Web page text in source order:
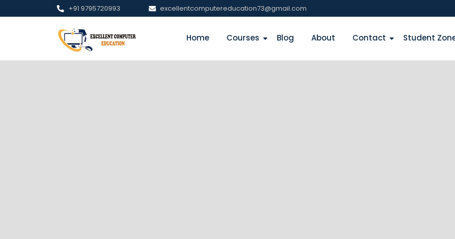
+91 9795720993 excellentcomputereducation73@gmail.com
Home Courses Blog About Contact Student